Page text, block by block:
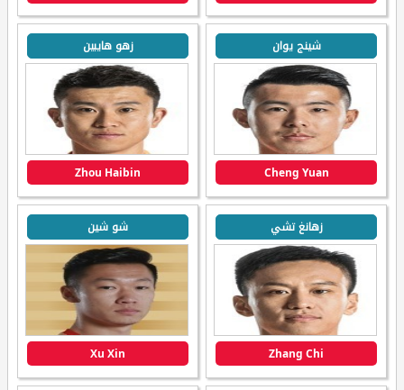
شينج يوان
Cheng Yuan
زهو هايبين
Zhou Haibin
زهانغ تشي
Zhang Chi
شو شين
Xu Xin